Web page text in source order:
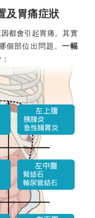
及胃痛症狀
都會引起胃痛。其實
個部位出問題。一幅
：